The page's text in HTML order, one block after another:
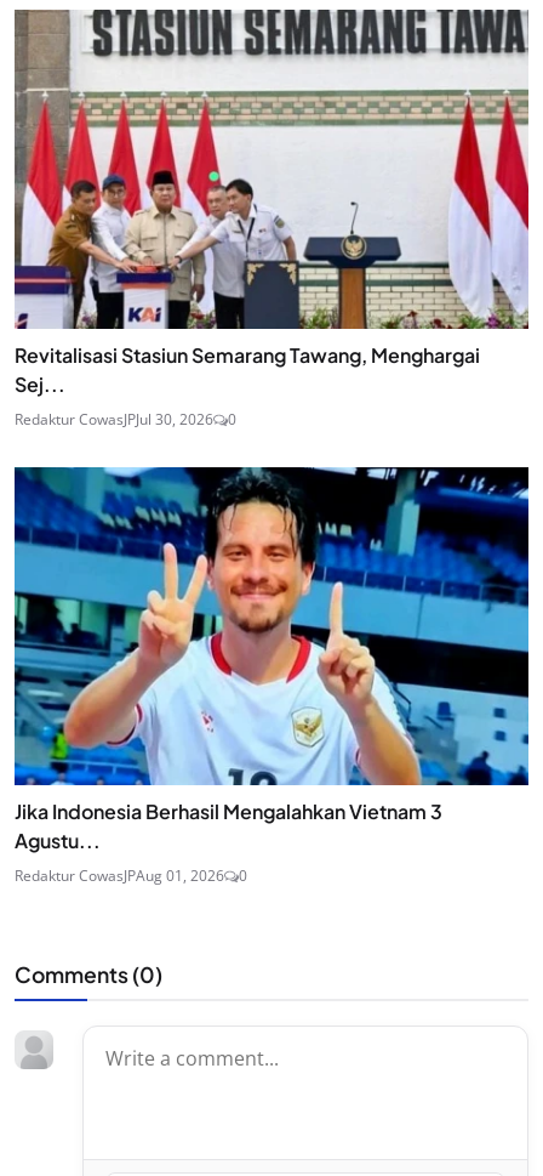
Revitalisasi Stasiun Semarang Tawang, Menghargai
Sej...
Redaktur CowasJPJul 30, 2026 0
Jika Indonesia Berhasil Mengalahkan Vietnam 3
Agustu...
Redaktur CowasJPAug 01, 2026 0
Comments (0)